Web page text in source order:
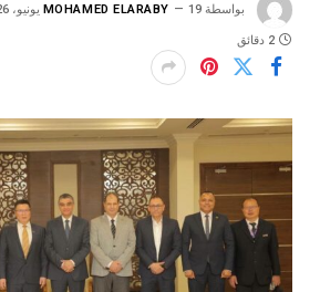
بواسطة MOHAMED ELARABY 19 يونيو، 2026
2 دقائق